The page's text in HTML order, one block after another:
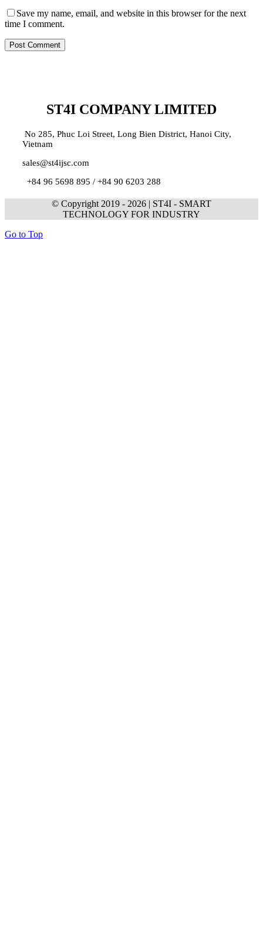
Save my name, email, and website in this browser for the next
time I comment.
ST4I COMPANY LIMITED
No 285, Phuc Loi Street, Long Bien District, Hanoi City,
Vietnam
sales@st4ijsc.com
+84 96 5698 895 / +84 90 6203 288
© Copyright 2019 - 2026 | ST4I - SMART
TECHNOLOGY FOR INDUSTRY
Go to Top